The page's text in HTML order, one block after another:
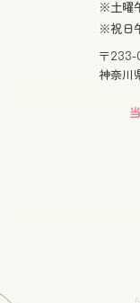
※土曜
※祝日
〒233-
神奈川